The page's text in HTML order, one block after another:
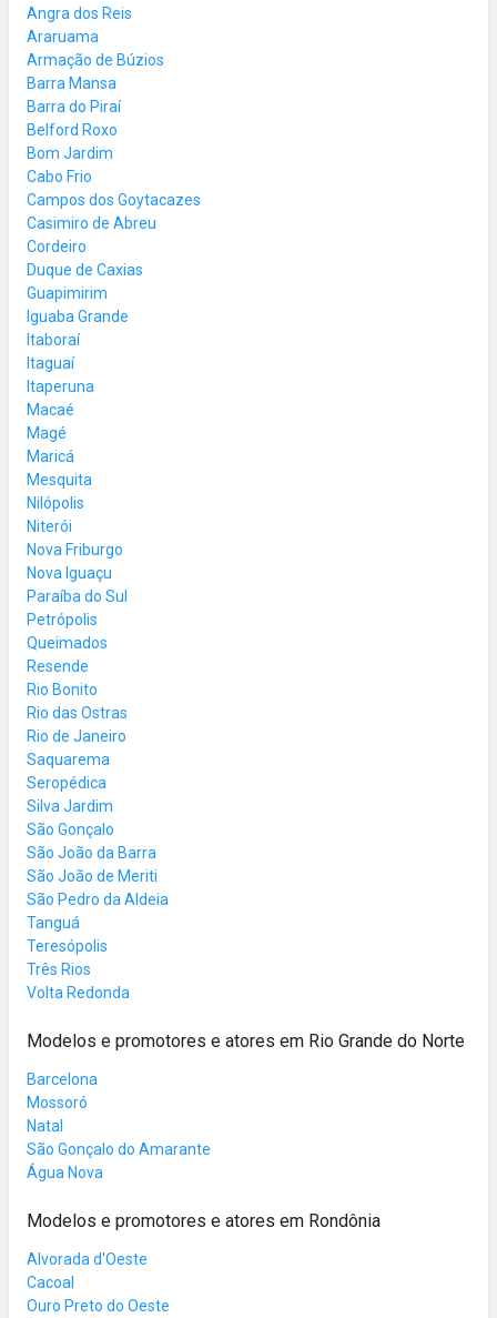
Angra dos Reis
Araruama
Armação de Búzios
Barra Mansa
Barra do Piraí
Belford Roxo
Bom Jardim
Cabo Frio
Campos dos Goytacazes
Casimiro de Abreu
Cordeiro
Duque de Caxias
Guapimirim
Iguaba Grande
Itaboraí
Itaguaí
Itaperuna
Macaé
Magé
Maricá
Mesquita
Nilópolis
Niterói
Nova Friburgo
Nova Iguaçu
Paraíba do Sul
Petrópolis
Queimados
Resende
Rio Bonito
Rio das Ostras
Rio de Janeiro
Saquarema
Seropédica
Silva Jardim
São Gonçalo
São João da Barra
São João de Meriti
São Pedro da Aldeia
Tanguá
Teresópolis
Três Rios
Volta Redonda
Modelos e promotores e atores em Rio Grande do Norte
Barcelona
Mossoró
Natal
São Gonçalo do Amarante
Água Nova
Modelos e promotores e atores em Rondônia
Alvorada d'Oeste
Cacoal
Ouro Preto do Oeste